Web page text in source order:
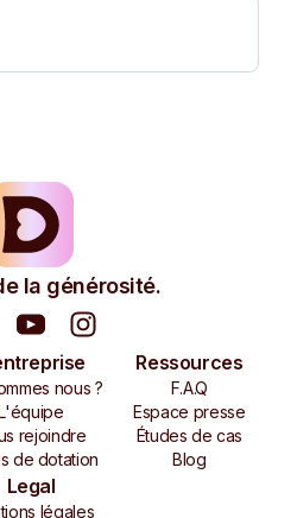
la générosité.
nous ?
rejoindre
de dotation
Ressources
F.A.Q
Espace presse
Études de cas
Blog
Legal
légales